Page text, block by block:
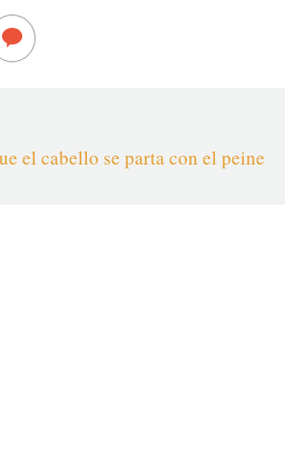
el cabello se parta con el peine